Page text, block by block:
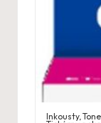
Inkousty,